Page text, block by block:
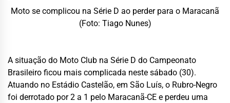
Moto se complicou na Série D ao perder para o Maracanã
(Foto: Tiago Nunes)
A situação do Moto Club na Série D do Campeonato
Brasileiro ficou mais complicada neste sábado (30).
Atuando no Estádio Castelão, em São Luís, o Rubro-Negro
foi derrotado por 2 a 1 pelo Maracanã-CE e perdeu uma